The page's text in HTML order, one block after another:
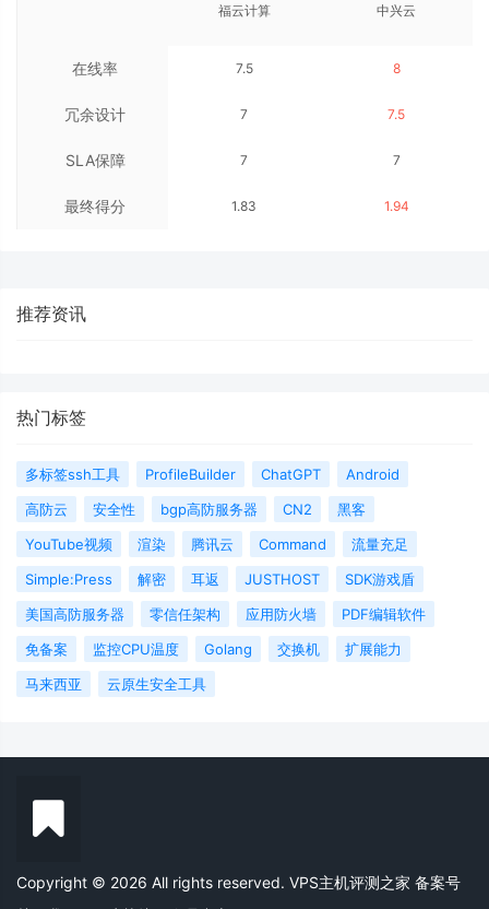
在线率
冗余设计
SLA保障
最终得分
福云计算
7.5
7
7
1.83
中兴云
8
7.5
7
1.94
推荐资讯
热门标签
多标签ssh工具 ProfileBuilder ChatGPT
Android
高防云
安全性 bgp高防服务器 CN2
黑客
YouTube视频
渲染 腾讯云 Command
流量充足
Simple:Press
解密 耳返 JUSTHOST
SDK游戏盾
美国高防服务器
零信任架构 应用防火墙
PDF编辑软件
免备案
监控CPU温度 Golang 交换机
扩展能力
马来西亚
云原生安全工具
Copyright © 2026 All rights reserved. VPS主机评测之家 备案号